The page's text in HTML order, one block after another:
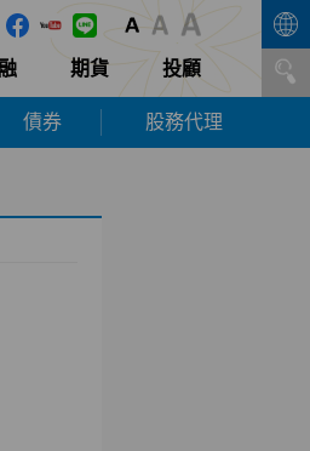
期貨 投顧
債券 股務代理